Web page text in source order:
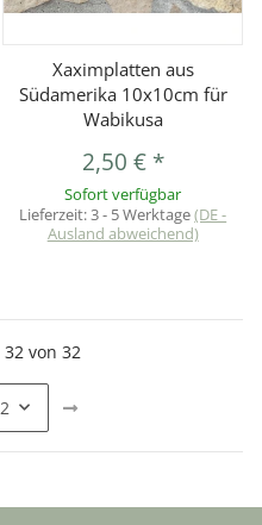
Xaximplatten aus
Südamerika 10x10cm für
Wabikusa
2,50 € *
Sofort verfügbar
Lieferzeit:3 - 5 Werktage(DE -
Ausland abweichend)
32 von 32
2